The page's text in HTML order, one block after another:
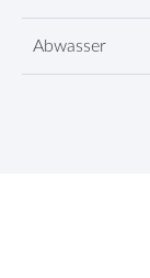
Abwasser